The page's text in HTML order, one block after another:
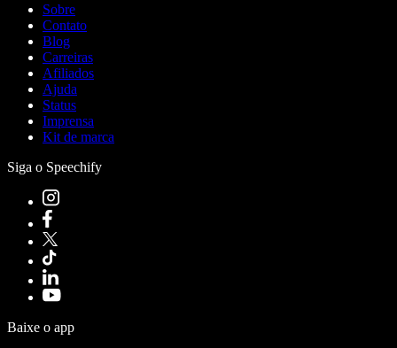
Sobre
Contato
Blog
Carreiras
Afiliados
Ajuda
Status
Imprensa
Kit de marca
Siga o Speechify
Baixe o app